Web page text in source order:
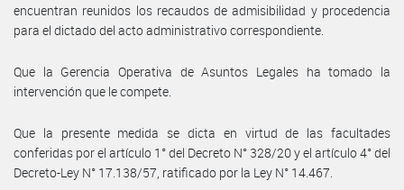
encuentran reunidos los recaudos de admisibilidad y procedencia
para el dictado del acto administrativo correspondiente.
Que la Gerencia Operativa de Asuntos Legales ha tomado la
intervención que le compete.
Que la presente medida se dicta en virtud de las facultades
conferidas por el artículo 1° del Decreto N° 328/20 y el artículo 4° del
Decreto-Ley N° 17.138/57, ratificado por la Ley N° 14.467.